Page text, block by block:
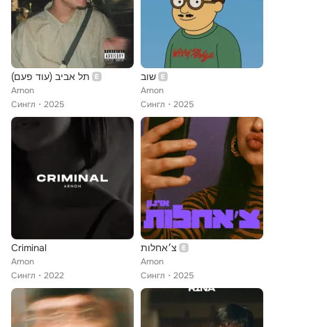
תל אביב (עוד פעם)
Arnon
Сингл
2025
שוב
Arnon
Сингл
2025
Criminal
Arnon
Сингл
2022
צ׳אחלות
Arnon
Сингл
2025